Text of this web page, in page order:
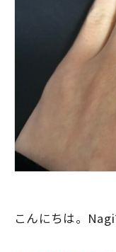
こんにちは。Nagi